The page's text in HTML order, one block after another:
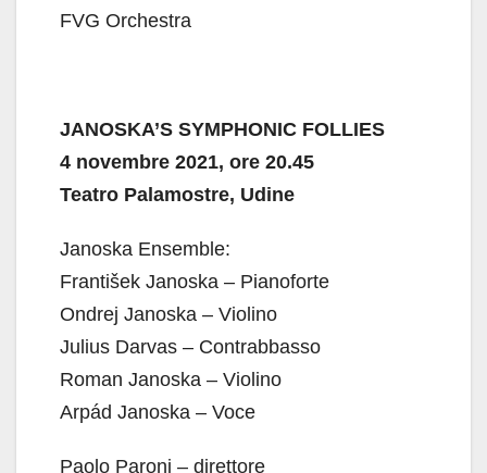
FVG Orchestra
JANOSKA’S SYMPHONIC FOLLIES
4 novembre 2021, ore 20.45
Teatro Palamostre, Udine
Janoska Ensemble:
František Janoska – Pianoforte
Ondrej Janoska – Violino
Julius Darvas – Contrabbasso
Roman Janoska – Violino
Arpád Janoska – Voce
Paolo Paroni – direttore